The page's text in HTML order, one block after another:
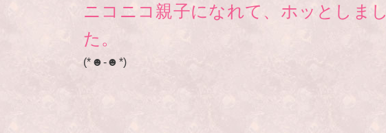
ニコニコ親子になれて、ホッとしまし
た。
(*☻-☻*)